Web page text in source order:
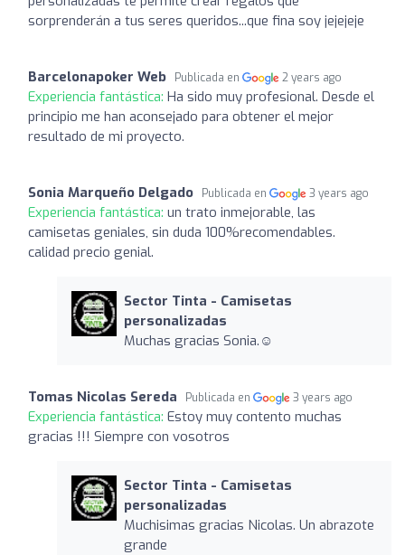
sorprenderán a tus seres queridos...que fina soy jejejeje
Barcelonapoker Web Publicada en 2 years ago
Experiencia fantástica: Ha sido muy profesional. Desde el
principio me han aconsejado para obtener el mejor
resultado de mi proyecto.
Sonia Marqueño Delgado Publicada en 3 years ago
Experiencia fantástica: un trato inmejorable, las
camisetas geniales, sin duda 100%recomendables.
calidad precio genial.
Sector Tinta - Camisetas
personalizadas
Muchas gracias Sonia.☺️
Tomas Nicolas Sereda Publicada en 3 years ago
Experiencia fantástica: Estoy muy contento muchas
gracias !!! Siempre con vosotros
Sector Tinta - Camisetas
personalizadas
Muchisimas gracias Nicolas. Un abrazote
grande